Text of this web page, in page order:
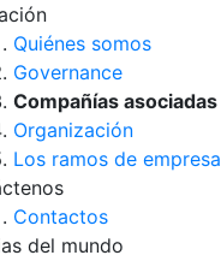
Quiénes somos
Governance
Compañías asociadas
Organización
Los ramos de empresa
Contactos
del mundo